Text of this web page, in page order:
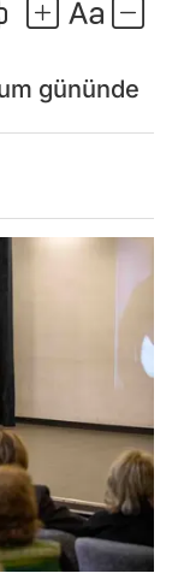
gününde